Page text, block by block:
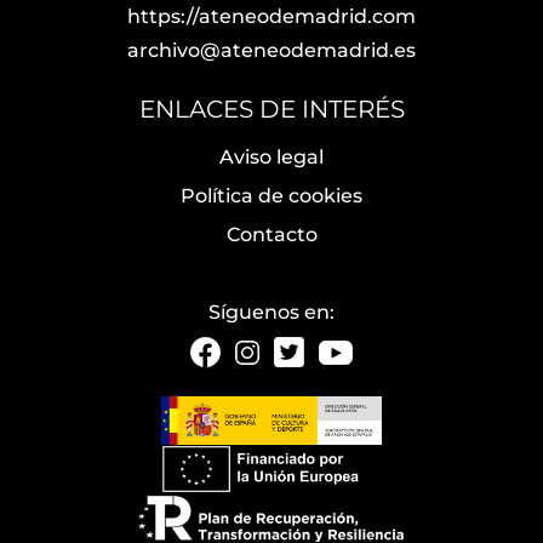
https://ateneodemadrid.com
archivo@ateneodemadrid.es
ENLACES DE INTERÉS
Aviso legal
Política de cookies
Contacto
Síguenos en: